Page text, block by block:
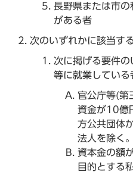
長野県または市の
がある者
次のいずれかに該当す
次に掲げる要件
等に就業している
官公庁等(第
資金が10億
方公共団体
法人を除く
資本金の額
目的とする